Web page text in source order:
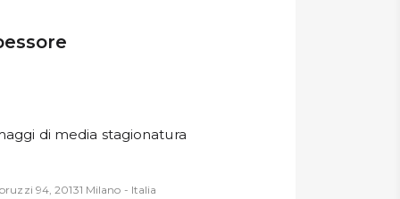
di media stagionatura
94, 20131 Milano - Italia